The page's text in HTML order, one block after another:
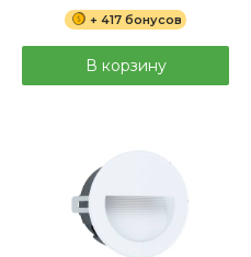
+ 417 бонусов
В корзину